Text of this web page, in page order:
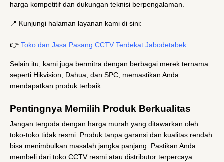
harga kompetitif dan dukungan teknisi berpengalaman.
📍 Kunjungi halaman layanan kami di sini:
👉 Toko dan Jasa Pasang CCTV Terdekat Jabodetabek
Selain itu, kami juga bermitra dengan berbagai merek ternama
seperti Hikvision, Dahua, dan SPC, memastikan Anda
mendapatkan produk terbaik.
Pentingnya Memilih Produk Berkualitas
Jangan tergoda dengan harga murah yang ditawarkan oleh
toko-toko tidak resmi. Produk tanpa garansi dan kualitas rendah
bisa menimbulkan masalah jangka panjang. Pastikan Anda
membeli dari toko CCTV resmi atau distributor terpercaya.